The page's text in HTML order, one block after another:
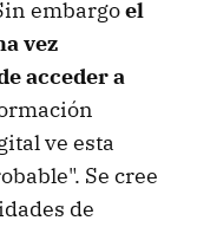
embargoel
vez
acceder a
ve esta
Se cree
de